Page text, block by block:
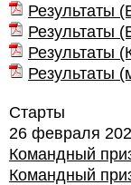
Результаты
Результаты
Результаты
Результаты
Старты
26 февраля
Командный
Командный